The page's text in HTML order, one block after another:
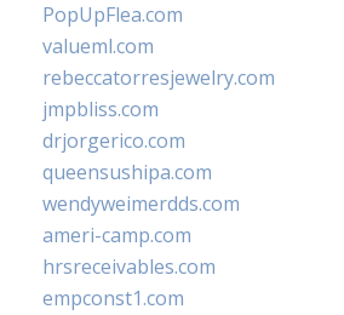
PopUpFlea.com
valueml.com
rebeccatorresjewelry.com
jmpbliss.com
drjorgerico.com
queensushipa.com
wendyweimerdds.com
ameri-camp.com
hrsreceivables.com
empconst1.com